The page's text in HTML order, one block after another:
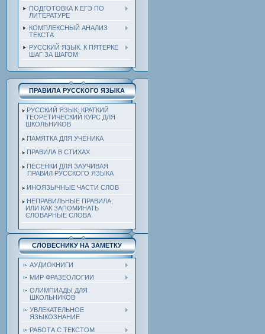
ПОДГОТОВКА К ЕГЭ ПО
ЛИТЕРАТУРЕ
КОМПЛЕКСНЫЙ АНАЛИЗ
ТЕКСТА
РУССКИЙ ЯЗЫК. К ПЯТЕРКЕ
ШАГ ЗА ШАГОМ
ПРАВИЛА РУССКОГО ЯЗЫКА
РУССКИЙ ЯЗЫК: КРАТКИЙ
ТЕОРЕТИЧЕСКИЙ КУРС ДЛЯ
ШКОЛЬНИКОВ
ПАМЯТКА ДЛЯ УЧЕНИКА
ПРАВИЛА В СТИХАХ
ПЕСЕНКИ ДЛЯ ЗАУЧИВАЯ
ПРАВИЛ РУССКОГО ЯЗЫКА
ИНОЯЗЫЧНЫЕ ЧАСТИ СЛОВ
НЕПРАВИЛЬНЫЕ ПРАВИЛА,
ИЛИ КАК ЗАПОМИНАТЬ
СЛОВАРНЫЕ СЛОВА
СЛОВЕСНИКУ НА ЗАМЕТКУ
АУДИОКНИГИ
МИР ФРАЗЕОЛОГИИ
ОЛИМПИАДЫ ДЛЯ
ШКОЛЬНИКОВ
УВЛЕКАТЕЛЬНОЕ
ЯЗЫКОЗНАНИЕ
РАБОТА С ТЕКСТОМ